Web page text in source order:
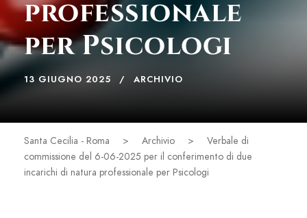
professionale
per Psicologi
13 GIUGNO 2025 ARCHIVIO
Santa Cecilia - Roma > Archivio >
Verbale di
commissione del 6-06-2025 per il conferimento di due
incarichi di natura professionale per Psicologi